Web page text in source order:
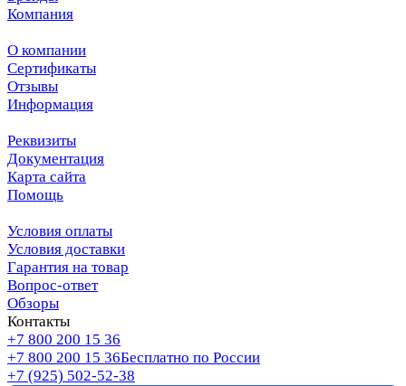
Компания
О компании
Сертификаты
Отзывы
Информация
Реквизиты
Документация
Карта сайта
Помощь
Условия оплаты
Условия доставки
Гарантия на товар
Вопрос-ответ
Обзоры
Контакты
+7 800 200 15 36
+7 800 200 15 36Бесплатно по России
+7 (925) 502-52-38